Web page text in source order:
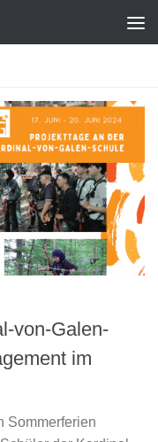
von-Galen-
im
Sommerferien